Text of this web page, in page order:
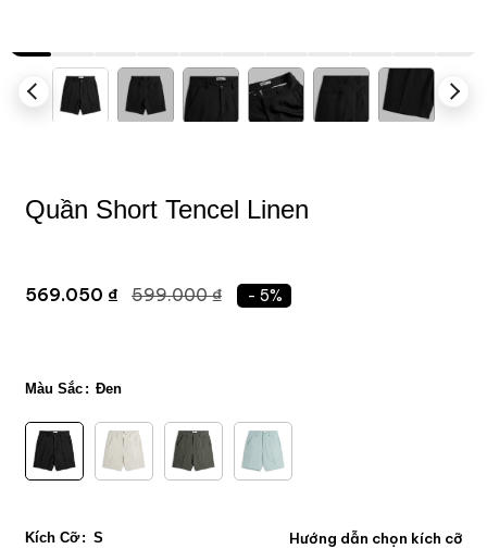
Quần Short Tencel Linen
569.050 ₫
Kích Cỡ
Màu Sắc
Hướng dẫn chọn kích cỡ
Đen
S
599.000 ₫ - 5%